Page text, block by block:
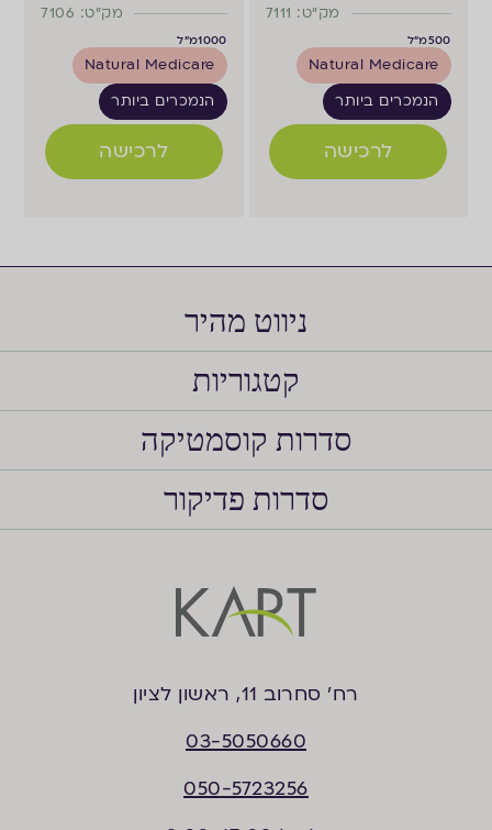
מק"ט: 7111
500מ"ל
Natural Medicare
הנמכרים ביותר
לרכישה
מק"ט: 7106
1000מ"ל
Natural Medicare
הנמכרים ביותר
לרכישה
ניווט מהיר
קטגוריות
סדרות קוסמטיקה
סדרות פדיקור
רח’ סחרוב 11, ראשון לציון
03-5050660
050-5723256